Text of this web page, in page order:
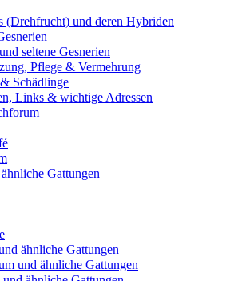
und deren Hybriden
seltene Gesnerien
Pflege & Vermehrung
Schädlinge
Links & wichtige Adressen
Gattungen
ähnliche Gattungen
und ähnliche Gattungen